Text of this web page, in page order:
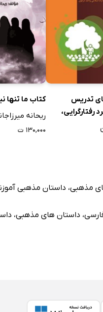
تدریس
رفتارگرایی،
ساختارگرایی با
کتاب ما تنها
ریحانه
۱۳۰,۰۰۰ ت
مذهبی، داستان مذهبی
، داستان های مذهبی،